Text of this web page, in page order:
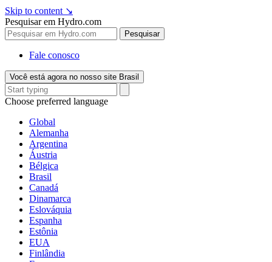
Skip to content ↘
Pesquisar em Hydro.com
Pesquisar
Fale conosco
Você está agora no nosso site Brasil
Choose preferred language
Global
Alemanha
Argentina
Áustria
Bélgica
Brasil
Canadá
Dinamarca
Eslováquia
Espanha
Estônia
EUA
Finlândia